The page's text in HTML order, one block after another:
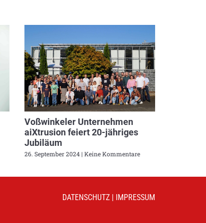
Voßwinkeler Unternehmen
aiXtrusion feiert 20-jähriges
Jubiläum
26. September 2024 Keine Kommentare
DATENSCHUTZ IMPRESSUM